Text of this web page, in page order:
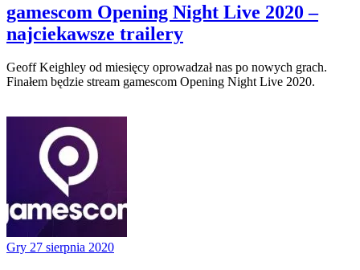
gamescom Opening Night Live 2020 –
najciekawsze trailery
Geoff Keighley od miesięcy oprowadzał nas po nowych grach.
Finałem będzie stream gamescom Opening Night Live 2020.
Gry 27 sierpnia 2020